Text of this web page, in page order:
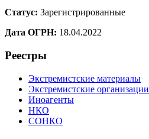
Статус: Зарегистрированные
Дата ОГРН: 18.04.2022
Реестры
Экстремистские материалы
Экстремистские организации
Иноагенты
НКО
СОНКО